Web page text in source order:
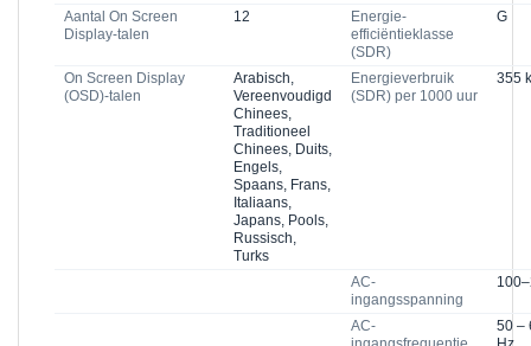
Aantal On Screen
Display-talen
12
Energie-
efficiëntieklasse
(SDR)
G
On Screen Display
(OSD)-talen
Arabisch,
Vereenvoudigd
Chinees,
Traditioneel
Chinees, Duits,
Engels,
Spaans, Frans,
Italiaans,
Japans, Pools,
Russisch,
Turks
Energieverbruik
(SDR) per 1000 uur
355
AC-
ingangsspanning
AC-
50 –